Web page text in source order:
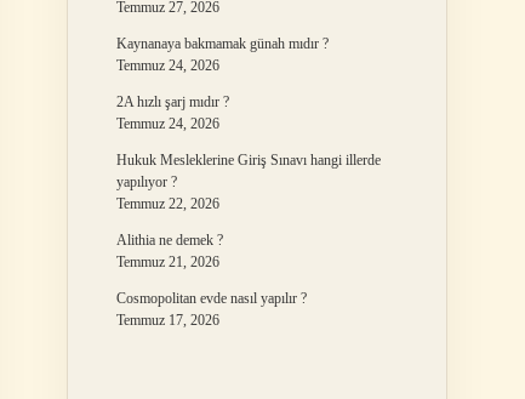
Temmuz 27, 2026
Kaynanaya bakmamak günah mıdır ?
Temmuz 24, 2026
2A hızlı şarj mıdır ?
Temmuz 24, 2026
Hukuk Mesleklerine Giriş Sınavı hangi illerde
yapılıyor ?
Temmuz 22, 2026
Alithia ne demek ?
Temmuz 21, 2026
Cosmopolitan evde nasıl yapılır ?
Temmuz 17, 2026